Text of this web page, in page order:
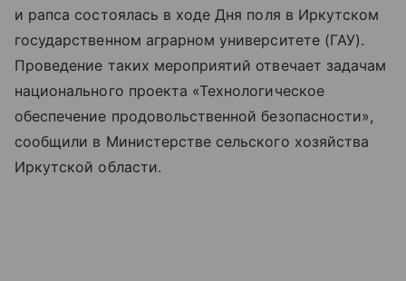
и рапса состоялась в ходе Дня поля в Иркутском
государственном аграрном университете (ГАУ).
Проведение таких мероприятий отвечает задачам
национального проекта «Технологическое
обеспечение продовольственной безопасности»,
сообщили в Министерстве сельского хозяйства
Иркутской области.